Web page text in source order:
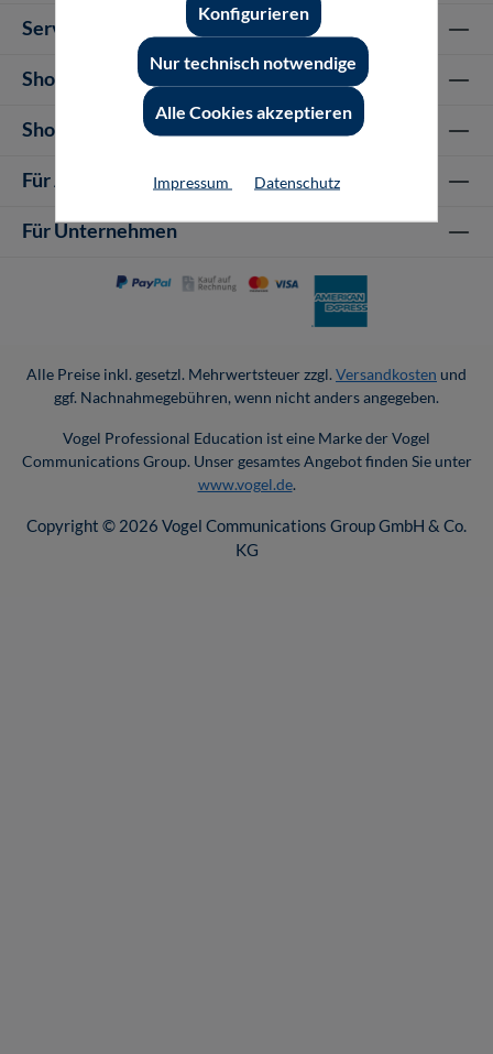
Service-Hotline
Shop Informationen
Shop-Service
Für Autor-/innen
Für Unternehmen
Alle Preise inkl. gesetzl. Mehrwertsteuer zzgl. Versandkosten und
ggf. Nachnahmegebühren, wenn nicht anders angegeben.
Vogel Professional Education ist eine Marke der Vogel
Communications Group. Unser gesamtes Angebot finden Sie unter
www.vogel.de.
Copyright © 2026 Vogel Communications Group GmbH & Co.
KG
Nur technisch notwendige
Konfigurieren
Alle Cookies akzeptieren
Impressum Datenschutz